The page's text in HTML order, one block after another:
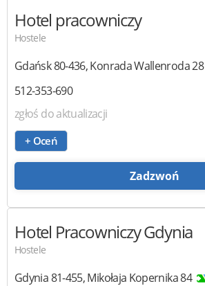
Hotel pracowniczy
Hostele
Gdańsk80-436,Konrada Wallenroda 28
512-353-690
zgłoś do aktualizacji
+ Oceń
Zadzwoń
Hotel Pracowniczy Gdynia
Hostele
Gdynia81-455,Mikołaja Kopernika 84